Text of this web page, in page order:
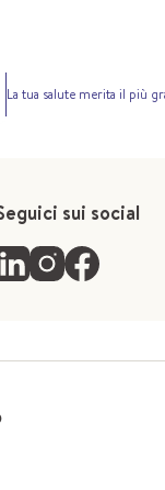
La tua salute merita il più
sui social